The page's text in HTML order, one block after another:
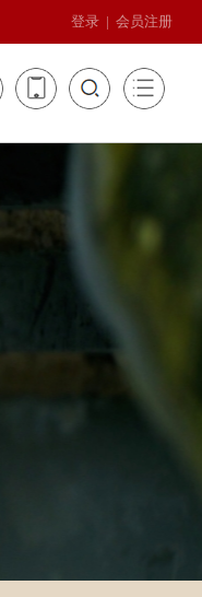
登录 | 会员注册
